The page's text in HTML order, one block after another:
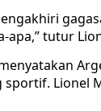
apa,” tutur
Lionel